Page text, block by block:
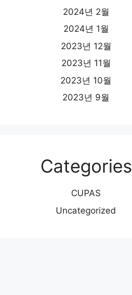
2024년 2월
2024년 1월
2023년 12월
2023년 11월
2023년 10월
2023년 9월
Categories
CUPAS
Uncategorized